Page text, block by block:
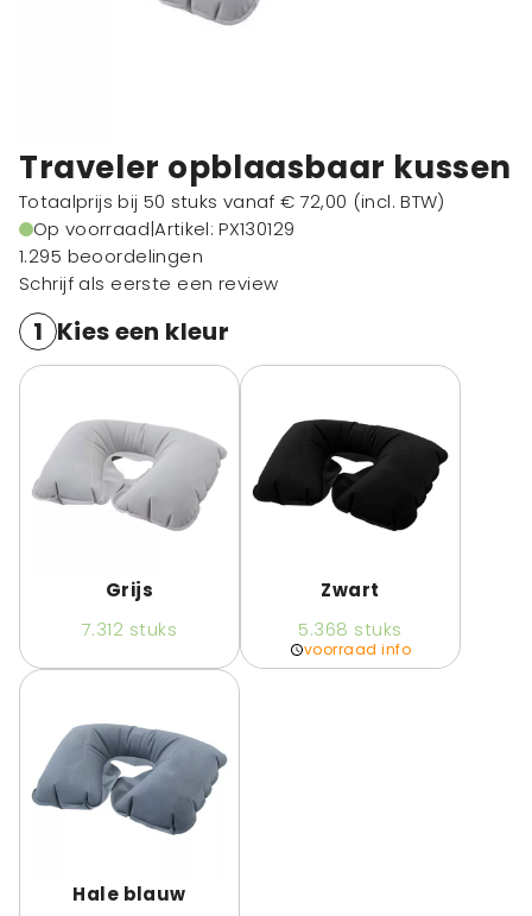
Traveler opblaasbaar kussen
Totaalprijs bij 50 stuks vanaf € 72,00 (incl. BTW)
Op voorraad|Artikel: PX130129
1.295 beoordelingen
Schrijf als eerste een review
1 Kies een kleur
Grijs
7.312 stuks
Zwart
5.368 stuks
voorraad info
Hale blauw